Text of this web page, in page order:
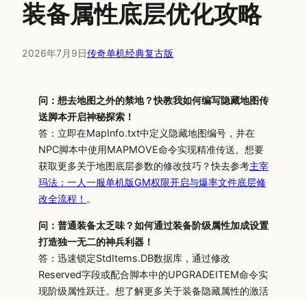
装备属性底层优化攻略
2026年7月9日传奇单机经典复古版
问：想去地图之外的禁地？快教我如何编写隐藏地图传
送脚本开启神秘探索！
答：立即在MapInfo.txt中定义隐藏地图编号，并在
NPC脚本中使用MAPMOVE命令实现精准传送。想要
获取更多关于地图底层参数的修改技巧？快去参考主宰
玛法：一人一服单机版GM权限开启与爆率文件底层修
改全流程！ 。
问：普通装备太乏味？如何通过装备阶级属性加成设置
打造独一无二的神兵利器！
答：迅速锁定StdItems.DB数据库，通过修改
Reserved字段或配合脚本中的UPGRADEITEM命令实
现阶级属性跃迁。想了解更多关于装备隐藏属性的激活